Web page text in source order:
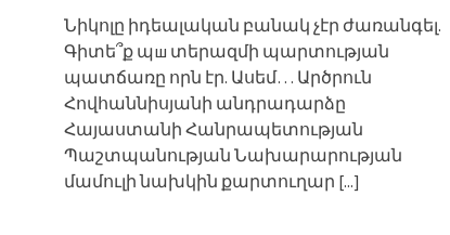
Նիկոլը իդեալական բանակ չէր ժառանգել.
Գիտե՞ք պш տերազմի պարտության
պատճառը որն էր. Ասեմ… Արծրուն
Հովհաննիսյանի անդրադարձը
Հայաստանի Հանրապետության
Պաշտպանության Նախարարության
մամուլի նախկին քարտուղար [...]